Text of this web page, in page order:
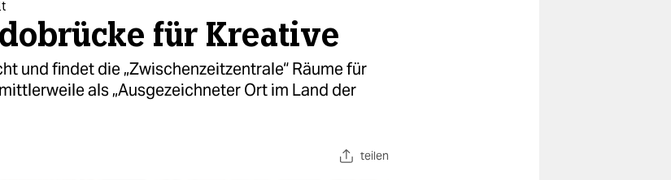
für Kreative
und findet die „Zwischenzeitzentrale“ Räume für
als „Ausgezeichneter Ort im Land der
teilen